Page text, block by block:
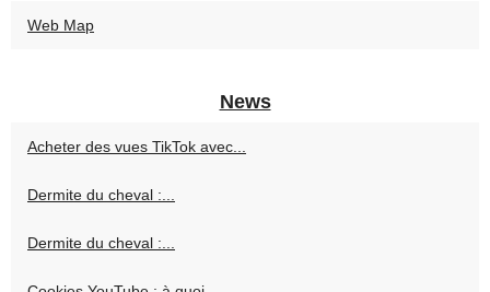
Web Map
News
Acheter des vues TikTok avec...
Dermite du cheval :...
Dermite du cheval :...